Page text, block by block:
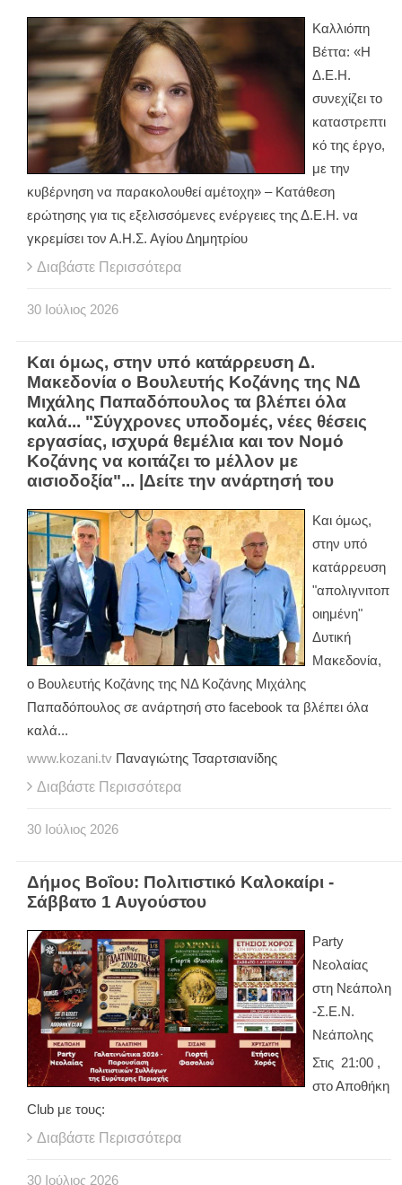
Καλλιόπη
Βέττα: «Η
Δ.Ε.Η.
συνεχίζει το
καταστρεπτι
κό της έργο,
με την
κυβέρνηση να παρακολουθεί αμέτοχη» – Κατάθεση
ερώτησης για τις εξελισσόμενες ενέργειες της Δ.Ε.Η. να
γκρεμίσει τον Α.Η.Σ. Αγίου Δημητρίου
Διαβάστε Περισσότερα
30 Ιούλιος 2026
Και όμως, στην υπό κατάρρευση Δ.
Μακεδονία ο Βουλευτής Κοζάνης της ΝΔ
Μιχάλης Παπαδόπουλος τα βλέπει όλα
καλά... "Σύγχρονες υποδομές, νέες θέσεις
εργασίας, ισχυρά θεμέλια και τον Νομό
Κοζάνης να κοιτάζει το μέλλον με
αισιοδοξία"... |Δείτε την ανάρτησή του
Και όμως,
στην υπό
κατάρρευση
"απολιγνιτοπ
οιημένη"
Δυτική
Μακεδονία,
ο Βουλευτής Κοζάνης της ΝΔ Κοζάνης Μιχάλης
Παπαδόπουλος σε ανάρτησή στο facebook τα βλέπει όλα
καλά...
www.kozani.tv Παναγιώτης Τσαρτσιανίδης
Διαβάστε Περισσότερα
30 Ιούλιος 2026
Δήμος Βοΐου: Πολιτιστικό Καλοκαίρι -
Σάββατο 1 Αυγούστου
Party
Νεολαίας
στη Νεάπολη
-Σ.Ε.Ν.
Νεάπολης
Στις 21:00 ,
στο Αποθήκη
Club με τους:
Διαβάστε Περισσότερα
30 Ιούλιος 2026